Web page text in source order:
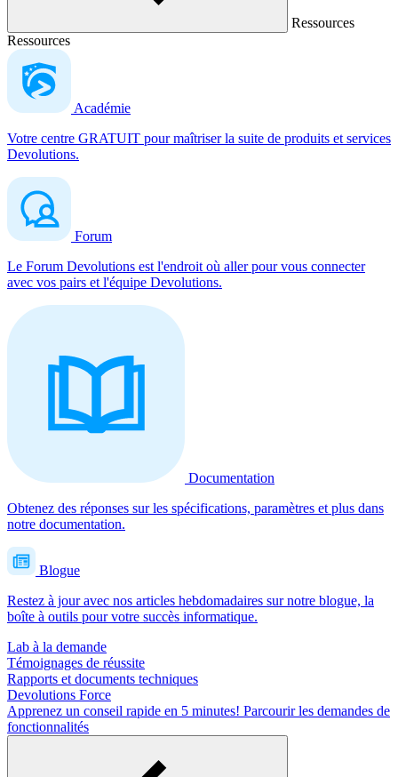
Ressources
Ressources
Académie
Votre centre GRATUIT pour maîtriser la suite de produits et services
Devolutions.
Forum
Le Forum Devolutions est l'endroit où aller pour vous connecter
avec vos pairs et l'équipe Devolutions.
Documentation
Obtenez des réponses sur les spécifications, paramètres et plus dans
notre documentation.
Blogue
Restez à jour avec nos articles hebdomadaires sur notre blogue, la
boîte à outils pour votre succès informatique.
Lab à la demande
Témoignages de réussite
Rapports et documents techniques
Devolutions Force
Apprenez un conseil rapide en 5 minutes! Parcourir les demandes de
fonctionnalités